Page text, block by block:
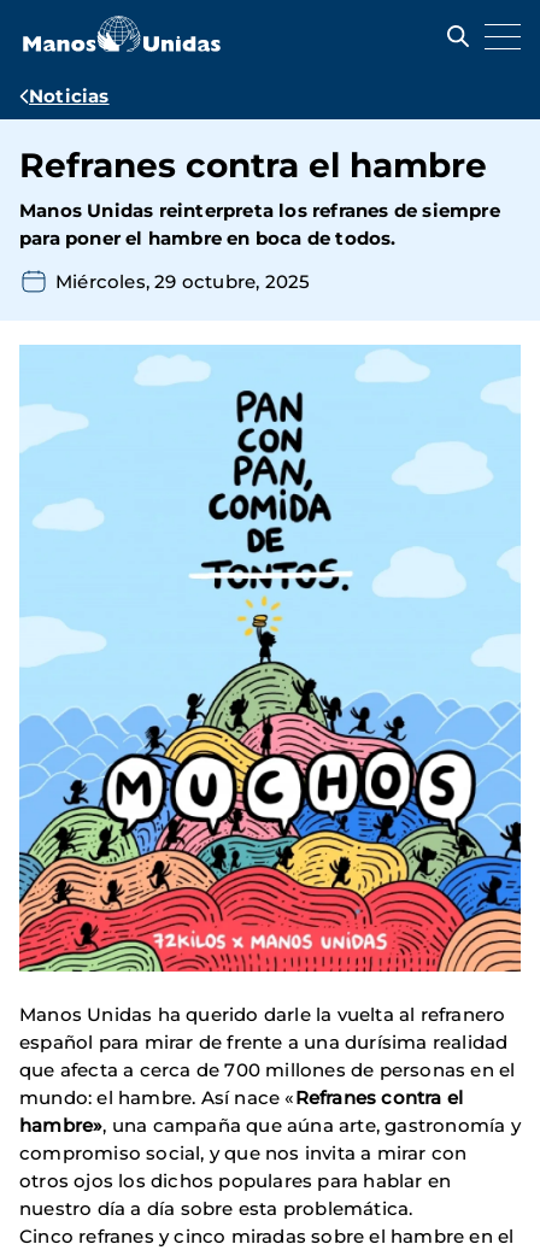
contenido
Ruta
navegación
Noticias
Refranes contra el hambre
Manos Unidas reinterpreta los refranes de siempre
para poner el hambre en boca de todos.
Miércoles, 29 octubre, 2025
Manos Unidas ha querido darle la vuelta al refranero
español para mirar de frente a una durísima realidad
que afecta a cerca de 700 millones de personas en el
mundo: el hambre. Así nace «Refranes contra el
hambre», una campaña que aúna arte, gastronomía y
compromiso social, y que nos invita a mirar con
otros ojos los dichos populares para hablar en
nuestro día a día sobre esta problemática.
Cinco refranes y cinco miradas sobre el hambre en el